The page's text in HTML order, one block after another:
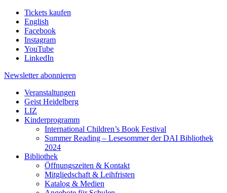
Tickets kaufen
English
Facebook
Instagram
YouTube
LinkedIn
Newsletter abonnieren
Veranstaltungen
Geist Heidelberg
LIZ
Kinderprogramm
International Children’s Book Festival
Summer Reading – Lesesommer der DAI Bibliothek
2024
Bibliothek
Öffnungszeiten & Kontakt
Mitgliedschaft & Leihfristen
Katalog & Medien